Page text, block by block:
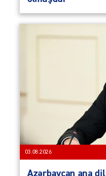
03.08.2026
Azərbaycan ana